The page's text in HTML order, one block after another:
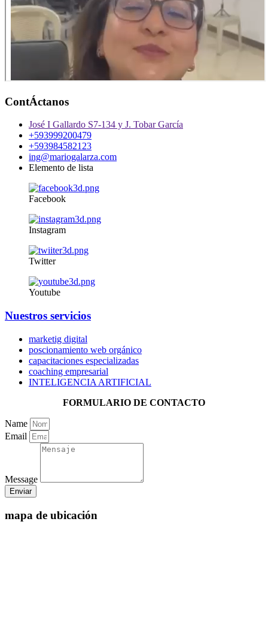
ContÁctanos
José I Gallardo S7-134 y J. Tobar García
+593999200479
+593984582123
ing@mariogalarza.com
Elemento de lista
Facebook
Instagram
Twitter
Youtube
Nuestros servicios
marketig digital
poscionamiento web orgánico
capacitaciones especializadas
coaching empresarial
INTELIGENCIA ARTIFICIAL
FORMULARIO DE CONTACTO
Name
Email
Message
Enviar
mapa de ubicación